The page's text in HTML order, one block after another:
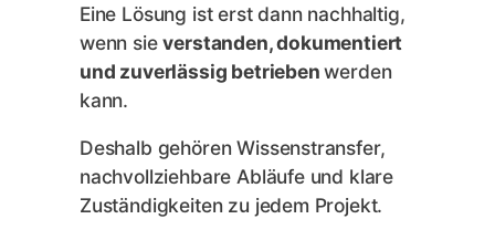
Eine Lösung ist erst dann nachhaltig,
wenn sieverstanden, dokumentiert
und zuverlässig betriebenwerden
kann.
Deshalb gehören Wissenstransfer,
nachvollziehbare Abläufe und klare
Zuständigkeiten zu jedem Projekt.